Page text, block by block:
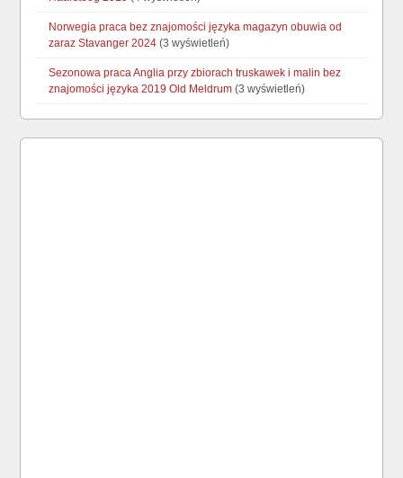
Norwegia praca bez znajomości języka magazyn obuwia od
zaraz Stavanger 2024 (3 wyświetleń)
Sezonowa praca Anglia przy zbiorach truskawek i malin bez
znajomości języka 2019 Old Meldrum (3 wyświetleń)